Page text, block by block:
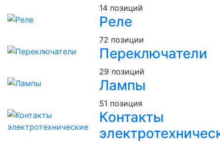
14 позиций
Реле
72 позиции
Переключатели
29 позиций
Лампы
51 позиция
Контакты